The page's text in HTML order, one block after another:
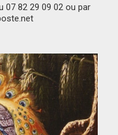
07 82 29 09 02 ou par